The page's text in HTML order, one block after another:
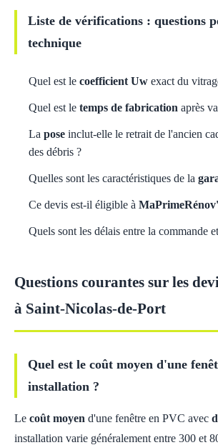
Liste de vérifications : questions
technique
Quel est le coefficient Uw exact du
Quel est le temps de fabrication après
La pose inclut-elle le retrait de l'ancien
des débris ?
Quelles sont les caractéristiques de la
Ce devis est-il éligible à MaPrimeRénov'
Quels sont les délais entre la commande
Questions courantes sur les
à Saint-Nicolas-de-Port
Quel est le coût moyen d'une
installation ?
Le coût moyen d'une fenêtre en PVC avec
installation varie généralement entre 300 et